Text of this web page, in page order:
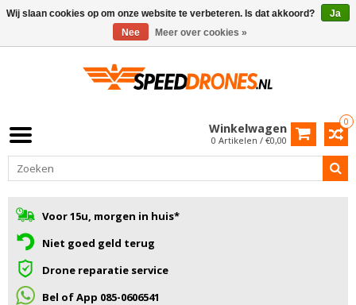
0
Winkelwagen
0 Artikelen / €0,00
Voor 15u, morgen in huis*
Niet goed geld terug
Drone reparatie service
Bel of App 085-0606541
Wij slaan cookies op om onze website te verbeteren. Is dat akkoord?
Ja
Nee
Meer over cookies »